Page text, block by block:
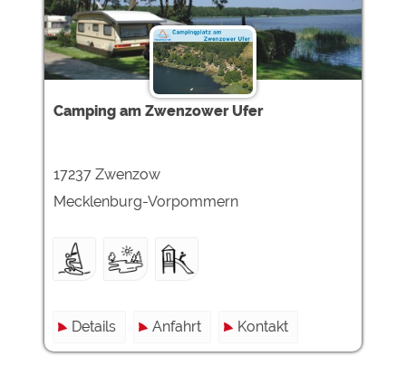
Harz + Miet-Wohnwagen See + Touristikstellplätze +
Camping am Zwenzower Ufer
17237 Zwenzow
Mecklenburg-Vorpommern
Details Anfahrt Kontakt